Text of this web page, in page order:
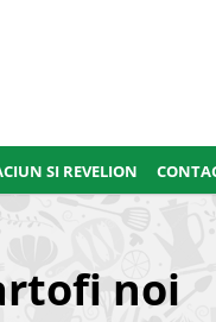
SI REVELION
noi